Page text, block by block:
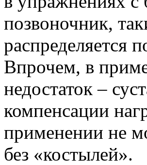
позвоночник,
распределяется
Впрочем, в
недостаток –
компенсации
применении не
без «костылей».